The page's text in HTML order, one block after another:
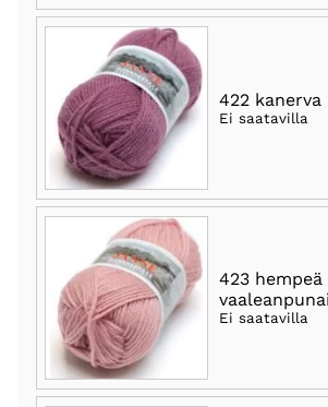
422 kanerva
Ei saatavilla
423 hempeä
Ei saatavilla